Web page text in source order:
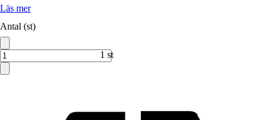
Läs mer
Antal (st)
1 st